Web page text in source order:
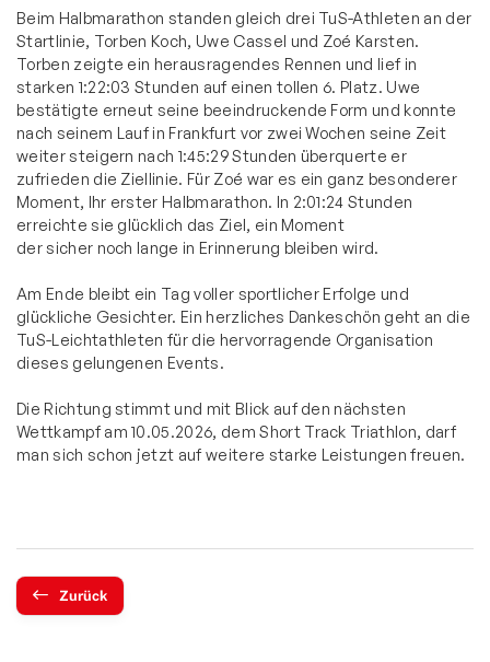
Beim Halbmarathon standen gleich drei TuS-Athleten an der
Startlinie, Torben Koch, Uwe Cassel und Zoé Karsten.
Torben zeigte ein herausragendes Rennen und lief in
starken 1:22:03 Stunden auf einen tollen 6. Platz. Uwe
bestätigte erneut seine beeindruckende Form und konnte
nach seinem Lauf in Frankfurt vor zwei Wochen seine Zeit
weiter steigern nach 1:45:29 Stunden überquerte er
zufrieden die Ziellinie. Für Zoé war es ein ganz besonderer
Moment, Ihr erster Halbmarathon. In 2:01:24 Stunden
erreichte sie glücklich das Ziel, ein Moment
der sicher noch lange in Erinnerung bleiben wird.
Am Ende bleibt ein Tag voller sportlicher Erfolge und
glückliche Gesichter. Ein herzliches Dankeschön geht an die
TuS-Leichtathleten für die hervorragende Organisation
dieses gelungenen Events.
Die Richtung stimmt und mit Blick auf den nächsten
Wettkampf am 10.05.2026, dem Short Track Triathlon, darf
man sich schon jetzt auf weitere starke Leistungen freuen.
Zurück